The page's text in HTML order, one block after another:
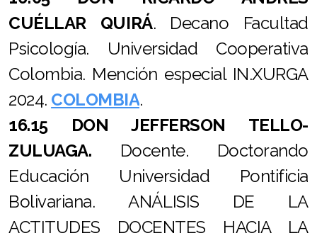
CUÉLLAR QUIRÁ. Decano Facultad
Psicología. Universidad Cooperativa
Colombia. Mención especial IN.XURGA
2024. COLOMBIA.
16.15 DON JEFFERSON TELLO-
ZULUAGA. Docente. Doctorando
Educación Universidad Pontificia
Bolivariana.
ANÁLISIS DE LA
ACTITUDES DOCENTES HACIA LA
con Discapacidade 2018
II Xornadas IN.XURGA Violencia de Xénero e Muller
con Discapacidade 2020
III Xornadas Internacionais IN.XURGA Violencia de
Xénero e Muller con Discapacidade 2022
IV Xornadas Internacionais IN.XURGA Violencia de
Xénero e Muller con discapacidade 2024
V Xornadas internacionais IN.XURGA violencia de
xénero e muller con discapacidade 2026